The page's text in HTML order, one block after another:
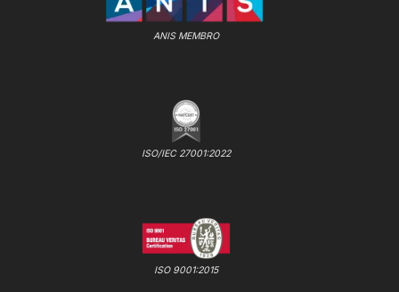
ANIS MEMBRO
ISO/IEC 27001:2022
ISO 9001:2015